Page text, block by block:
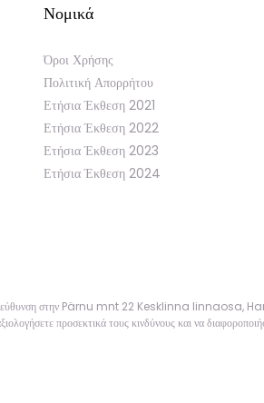
Νομικά
Όροι Χρήσης
Πολιτική Απορρήτου
Ετήσια Έκθεση 2021
Ετήσια Έκθεση 2022
Ετήσια Έκθεση 2023
Ετήσια Έκθεση 2024
διεύθυνση στην Pärnu mnt 22 Kesklinna
προσεκτικά τους κινδύνους και να